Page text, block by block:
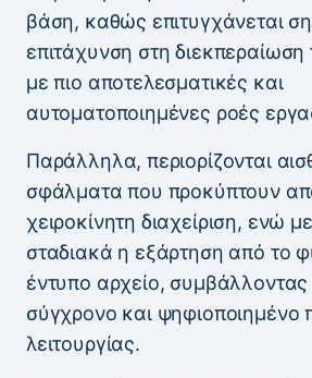
βάση, καθώς επιτυγχάνεται
επιτάχυνση στη
με πιο αποτελεσματικές και
αυτοματοποιημένες ροές
Παράλληλα, περιορίζονται
σφάλματα που προκύπτουν
χειροκίνητη διαχείριση, ενώ
σταδιακά η εξάρτηση από το
έντυπο αρχείο, συμβάλλοντας
σύγχρονο και ψηφιοποιημένο
λειτουργίας.